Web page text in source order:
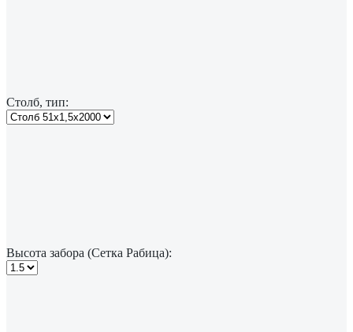
Столб, тип:
Высота забора (Сетка Рабица):